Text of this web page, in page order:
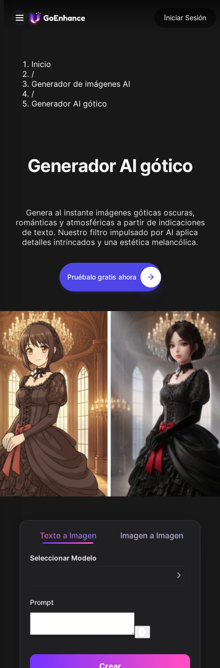
Iniciar Sesión
Inicio
/
Generador de imágenes AI
/
Generador AI gótico
Generador AI gótico
Genera al instante imágenes góticas oscuras,
románticas y atmosféricas a partir de indicaciones
de texto. Nuestro filtro impulsado por AI aplica
detalles intrincados y una estética melancólica.
Pruébalo gratis ahora
Texto a Imagen Imagen a Imagen
Seleccionar Modelo
Prompt
Crear